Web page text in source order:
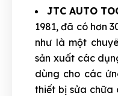
JTC AUTO
1981, đã có hơn
như là một
sản xuất các
dùng cho các
thiết bị sửa chữa